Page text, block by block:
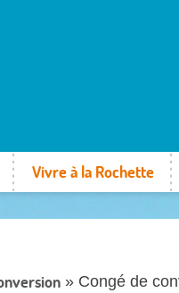
Vivre à la Rochette
» Congé de